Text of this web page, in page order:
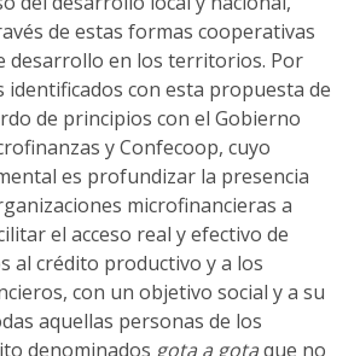
de estas formas cooperativas
desarrollo en los territorios. Por
identificados con esta propuesta de
de principios con el Gobierno
y Confecoop, cuyo
es profundizar la presencia
microfinancieras a
el acceso real y efectivo de
al crédito productivo y a los
con un objetivo social y a su
aquellas personas de los
denominados gota a gotaque no